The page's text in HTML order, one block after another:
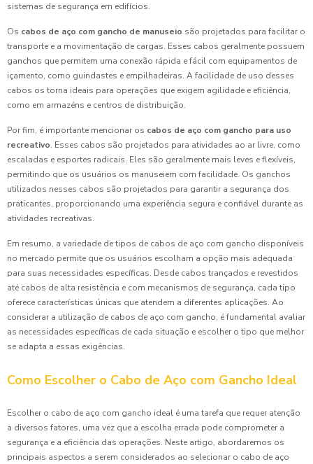
sistemas de segurança em edifícios.
Os cabos de aço com gancho de manuseio são projetados para facilitar o
transporte e a movimentação de cargas. Esses cabos geralmente possuem
ganchos que permitem uma conexão rápida e fácil com equipamentos de
içamento, como guindastes e empilhadeiras. A facilidade de uso desses
cabos os torna ideais para operações que exigem agilidade e eficiência,
como em armazéns e centros de distribuição.
Por fim, é importante mencionar os cabos de aço com gancho para uso
recreativo. Esses cabos são projetados para atividades ao ar livre, como
escaladas e esportes radicais. Eles são geralmente mais leves e flexíveis,
permitindo que os usuários os manuseiem com facilidade. Os ganchos
utilizados nesses cabos são projetados para garantir a segurança dos
praticantes, proporcionando uma experiência segura e confiável durante as
atividades recreativas.
Em resumo, a variedade de tipos de cabos de aço com gancho disponíveis
no mercado permite que os usuários escolham a opção mais adequada
para suas necessidades específicas. Desde cabos trançados e revestidos
até cabos de alta resistência e com mecanismos de segurança, cada tipo
oferece características únicas que atendem a diferentes aplicações. Ao
considerar a utilização de cabos de aço com gancho, é fundamental avaliar
as necessidades específicas de cada situação e escolher o tipo que melhor
se adapta a essas exigências.
Como Escolher o Cabo de Aço com Gancho Ideal
Escolher o cabo de aço com gancho ideal é uma tarefa que requer atenção
a diversos fatores, uma vez que a escolha errada pode comprometer a
segurança e a eficiência das operações. Neste artigo, abordaremos os
principais aspectos a serem considerados ao selecionar o cabo de aço